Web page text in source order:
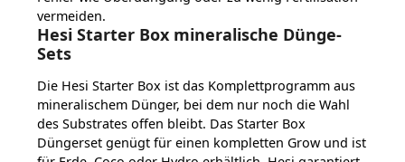
vermeiden.
Hesi Starter Box mineralische Dünge-
Sets
Die Hesi Starter Box ist das Komplettprogramm aus
mineralischem Dünger, bei dem nur noch die Wahl
des Substrates offen bleibt. Das Starter Box
Düngerset genügt für einen kompletten Grow und ist